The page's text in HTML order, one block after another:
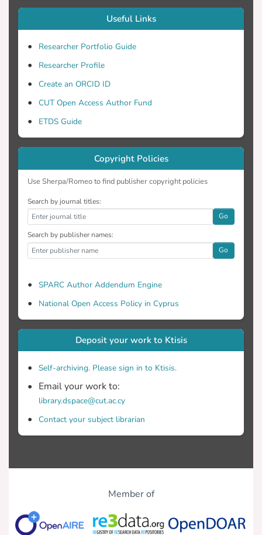
περισσότερες των περιπτώσεων. Παρ’
όλ’ αυτά, μερικοί από τους παράγοντες
αποδοχής της χρήσης συστημάτων ΕΕΕ
και για κάποιους κατά.
Useful Links
Researcher Portfolio Guide
Researcher Profile
Create an ORCID ID
CUT Open Access Author Fund
ETDS Guide
Copyright Policies
Use Sherpa/Romeo to find publisher copyright policies
Search by journal titles:
Go
Search by publisher names:
Go
SPARC Author Addendum Engine
National Open Access Policy in Cyprus
Deposit your work to Ktisis
Self-archiving. Please sign in to Ktisis.
Email your work to:
library.dspace@cut.ac.cy
Contact your subject librarian
Member of